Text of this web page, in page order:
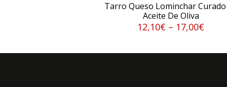
Tarro Queso Lominchar Curado
Aceite De Oliva
12,10€ – 17,00€